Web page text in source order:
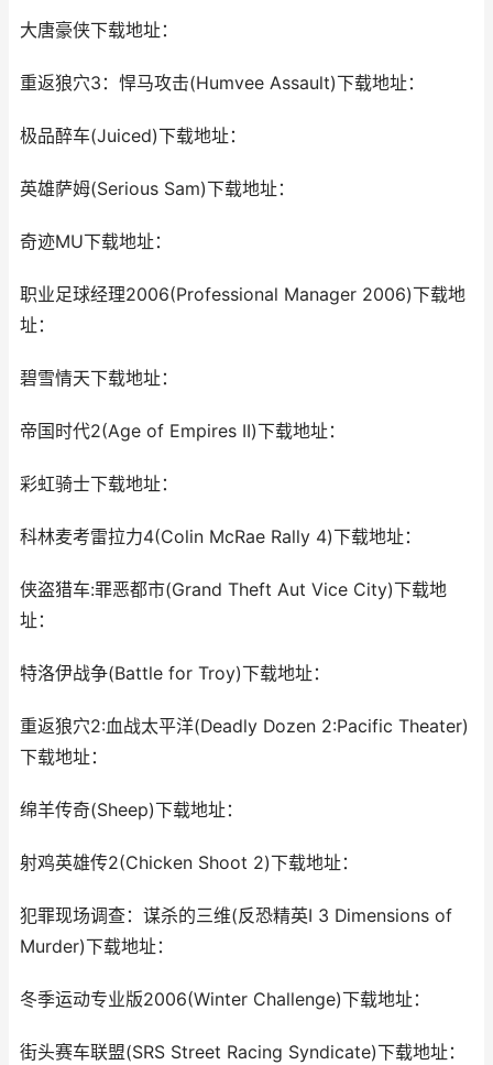
大唐豪侠下载地址：
重返狼穴3：悍马攻击(Humvee Assault)下载地址：
极品醉车(Juiced)下载地址：
英雄萨姆(Serious Sam)下载地址：
奇迹MU下载地址：
职业足球经理2006(Professional Manager 2006)下载地
址：
碧雪情天下载地址：
帝国时代2(Age of Empires II)下载地址：
彩虹骑士下载地址：
科林麦考雷拉力4(Colin McRae Rally 4)下载地址：
侠盗猎车:罪恶都市(Grand Theft Aut Vice City)下载地
址：
特洛伊战争(Battle for Troy)下载地址：
重返狼穴2:血战太平洋(Deadly Dozen 2:Pacific Theater)
下载地址：
绵羊传奇(Sheep)下载地址：
射鸡英雄传2(Chicken Shoot 2)下载地址：
犯罪现场调查：谋杀的三维(反恐精英I 3 Dimensions of
Murder)下载地址：
冬季运动专业版2006(Winter Challenge)下载地址：
街头赛车联盟(SRS Street Racing Syndicate)下载地址：